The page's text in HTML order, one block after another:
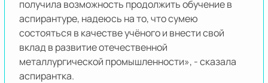
получила возможность продолжить обучение в
аспирантуре, надеюсь на то, что сумею
состояться в качестве учёного и внести свой
вклад в развитие отечественной
металлургической промышленности», - сказала
аспирантка.